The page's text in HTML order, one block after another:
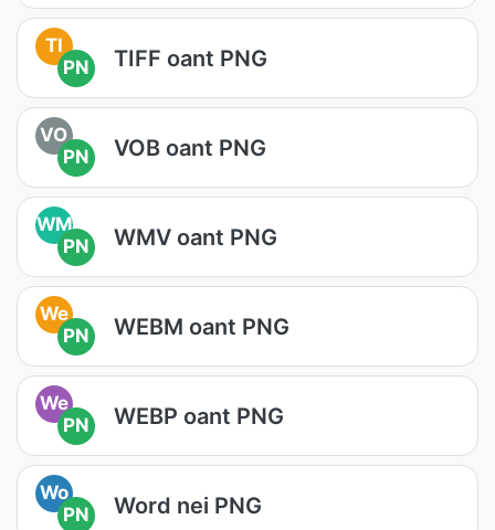
TI
PN
TIFF oant PNG
VO
PN
VOB oant PNG
WM
PN
WMV oant PNG
We
PN
WEBM oant PNG
We
PN
WEBP oant PNG
Wo
PN
Word nei PNG